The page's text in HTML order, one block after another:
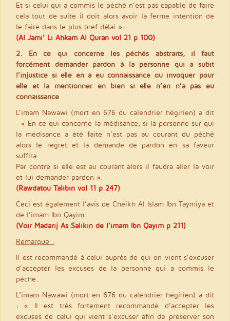
Et si celui qui a commis le péché n’est pas capable de faire
cela tout de suite il doit alors avoir la ferme intention de
le faire dans le plus bref délai ».
(Al Jami’ Li Ahkam Al Quran vol 21 p 100)
2. En ce qui concerne les péchés abstraits, il faut
forcément demander pardon à la personne qui a subit
l’injustice si elle en a eu connaissance ou invoquer pour
elle et la mentionner en bien si elle n’en n’a pas eu
connaissance
L’imam Nawawi (mort en 676 du calendrier hégirien) a dit
: « En ce qui concerne la médisance, si la personne sur qui
la médisance a été faite n’est pas au courant du péché
alors le regret et la demande de pardon en sa faveur
suffira.
Par contre si elle est au courant alors il faudra aller la voir
et lui demander pardon ».
(Rawdatou Talibin vol 11 p 247)
Ceci est également l’avis de Cheikh Al Islam Ibn Taymiya et
de l’imam Ibn Qayim.
(Voir Madarij As Salikin de l’imam Ibn Qayim p 211)
Remarque :
Il est recommandé à celui auprès de qui on vient s’excuser
d’accepter les excuses de la personne qui a commis le
péché.
L’imam Nawawi (mort en 676 du calendrier hégirien) a dit
: « Il est très fortement recommandé d’accepter les
excuses de celui qui vient s’excuser afin de préserver son